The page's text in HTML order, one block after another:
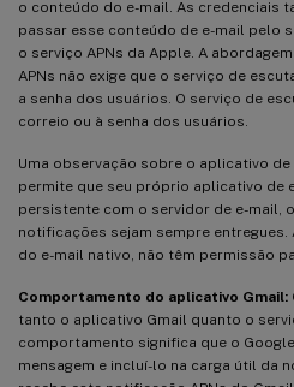
o conteúdo do e-mail. As credenciais
passar esse conteúdo de e-mail pelo
o serviço APNs da Apple. A
APNs não exige que o serviço de
a senha dos usuários. O serviço de
correio ou à senha dos usuários.
Uma observação sobre o aplicativo de
permite que seu próprio aplicativo de
persistente com o servidor de e-mail,
notificações sejam sempre
do e-mail nativo, não têm permissão
Comportamento do aplicativo Gmail:
tanto o aplicativo Gmail quanto o
comportamento significa que o
mensagem e incluí-lo na carga útil da